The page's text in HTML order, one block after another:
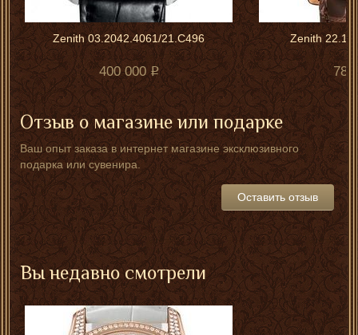
Zenith 03.2042.4061/21.C496
400 000
Zenith
Отзыв о магазине или подарке
Ваш опыт заказа в интернет магазине эксклюзивного
подарка или сувенира.
Оставить отзыв
Вы недавно смотрели